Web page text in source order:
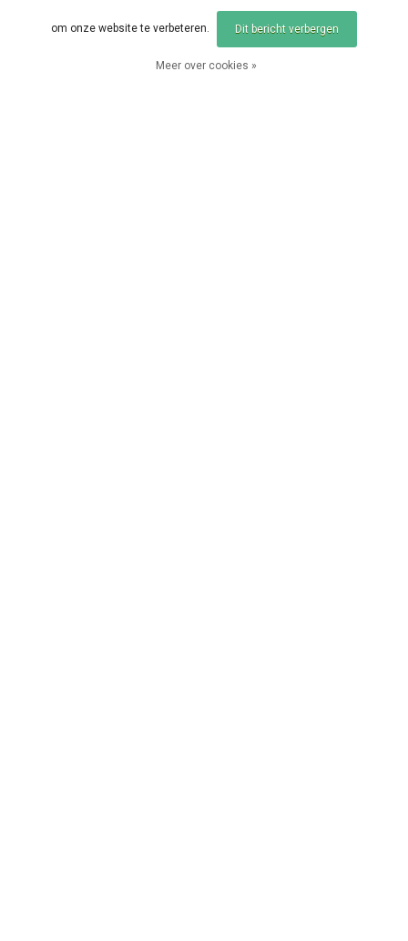
om onze website te verbeteren. Dit bericht verbergen
Meer over cookies »